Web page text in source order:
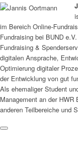
im Bereich Online-
Fundraising bei BUND
Fundraising &
digitalen Ansprache,
Optimierung digitaler
der Entwicklung von gut
Als ehemaliger Student
Management an der
anderen Teilbereiche und